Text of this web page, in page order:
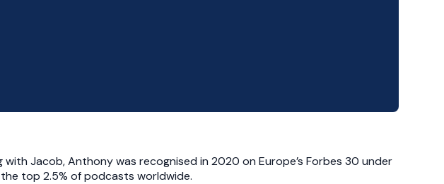
Jacob, Anthony was recognised in 2020 on Europe’s Forbes 30 under
top 2.5% of podcasts worldwide.